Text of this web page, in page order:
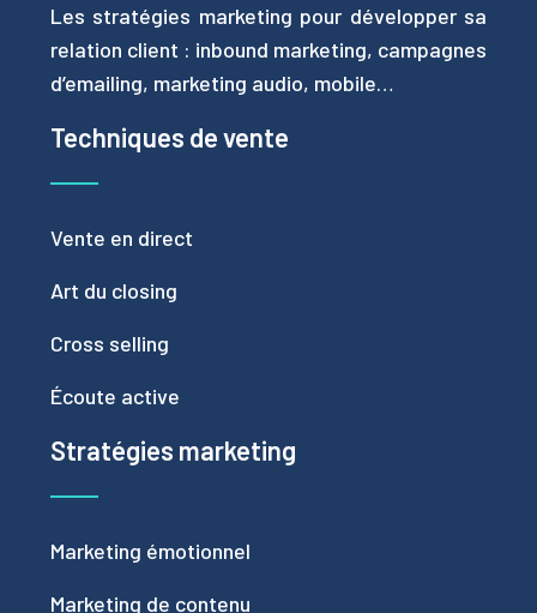
Les stratégies marketing pour développer sa
relation client : inbound marketing, campagnes
d’emailing, marketing audio, mobile…
Techniques de vente
Vente en direct
Art du closing
Cross selling
Écoute active
Stratégies marketing
Marketing émotionnel
Marketing de contenu